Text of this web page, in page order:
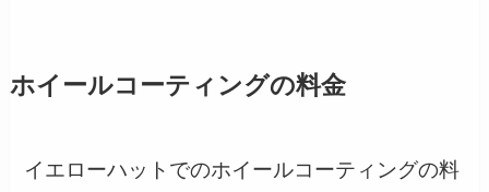
ホイールコーティングの料金
イエローハットでのホイールコーティングの料